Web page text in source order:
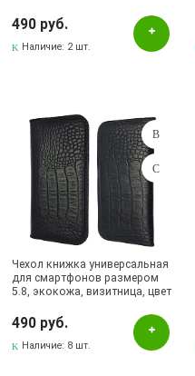
490 руб.
Наличие: 2 шт.
Чехол книжка универсальная
для смартфонов размером
5.8, экокожа, визитница, цвет
490 руб.
Наличие: 8 шт.